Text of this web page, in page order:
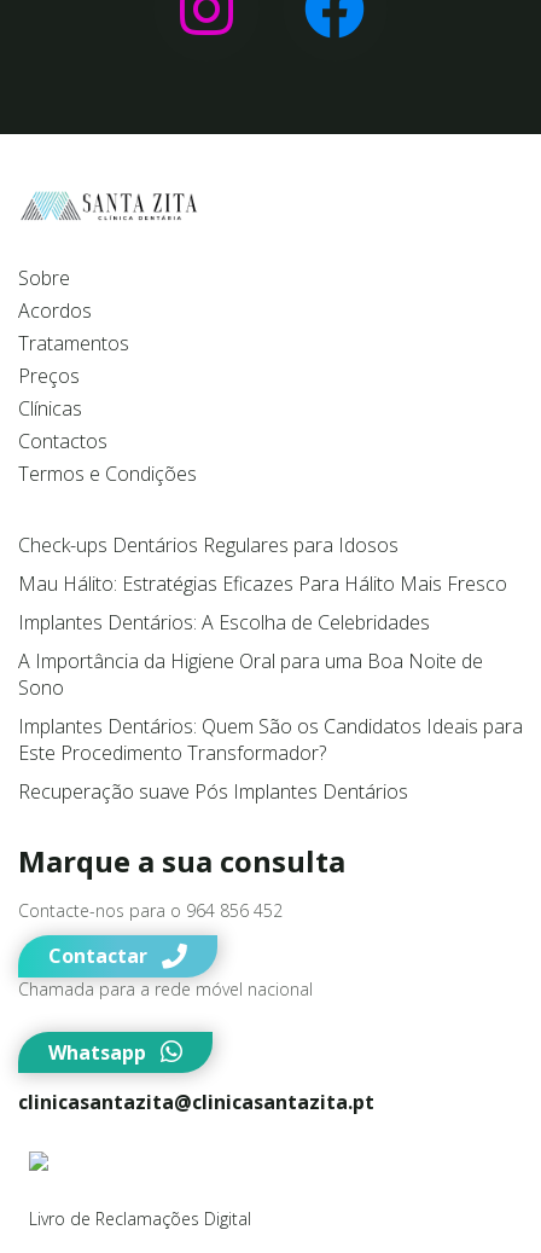
Sobre
Acordos
Tratamentos
Preços
Clínicas
Contactos
Termos e Condições
Check-ups Dentários Regulares para Idosos
Mau Hálito: Estratégias Eficazes Para Hálito Mais Fresco
Implantes Dentários: A Escolha de Celebridades
A Importância da Higiene Oral para uma Boa Noite de
Sono
Implantes Dentários: Quem São os Candidatos Ideais para
Este Procedimento Transformador?
Recuperação suave Pós Implantes Dentários
Marque a sua consulta
Contacte-nos para o 964 856 452
Contactar
Chamada para a rede móvel nacional
Whatsapp
clinicasantazita@clinicasantazita.pt
Livro de Reclamações Digital